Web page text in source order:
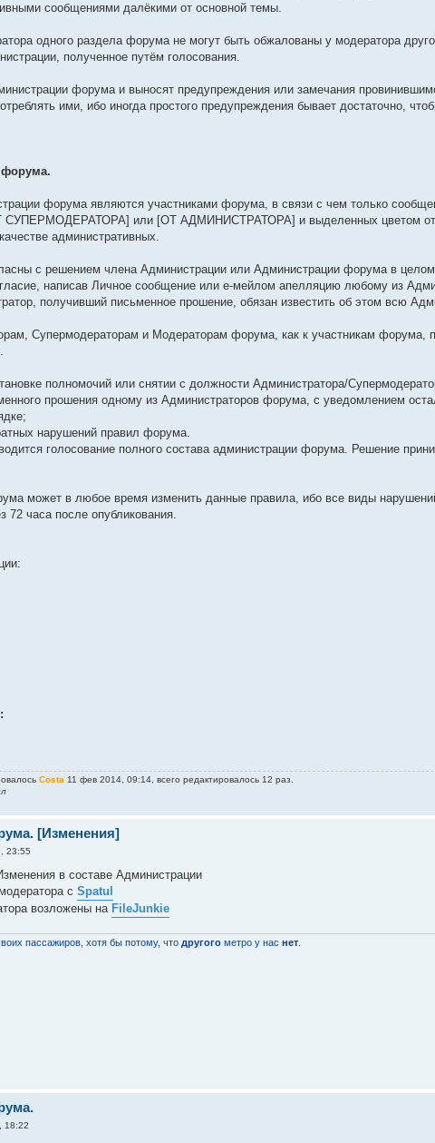
сообщениями далёкими от основной темы.
одного раздела форума не могут быть обжалованы у модератора
полученное путём голосования.
форума и выносят предупреждения или замечания
ими, ибо иногда простого предупреждения бывает достаточно,
форума являются участниками форума, в связи с чем только
или [ОТ АДМИНИСТРАТОРА] и выделенных цветом от
административных.
с решением члена Администрации или Администрации форума в
написав Личное сообщение или е-мейлом апелляцию любому из
получивший письменное прошение, обязан известить об этом всю
Супермодераторам и Модераторам форума, как к участникам форума,
полномочий или снятии с должности Администратора/
прошения одному из Администраторов форума, с уведомлением
нарушений правил форума.
голосование полного состава администрации форума. Решение
может в любое время изменить данные правила, ибо все виды
72 часа после опубликования.
Costa 11 фев 2014, 09:14, всего редактировалось 12 раз.
[Изменения]
23:55
в составе Администрации
с Spatul
возложены на FileJunkie
пассажиров, хотя бы потому, что другого метро у нас нет
18:22